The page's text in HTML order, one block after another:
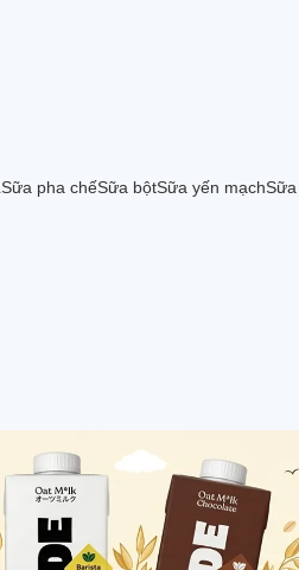
Sữa pha chếSữa bộtSữa yến mạch